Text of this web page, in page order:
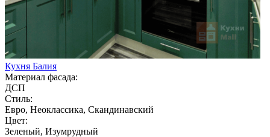
Кухня Балия
Материал фасада:
ДСП
Стиль:
Евро, Неоклассика, Скандинавский
Цвет:
Зеленый, Изумрудный